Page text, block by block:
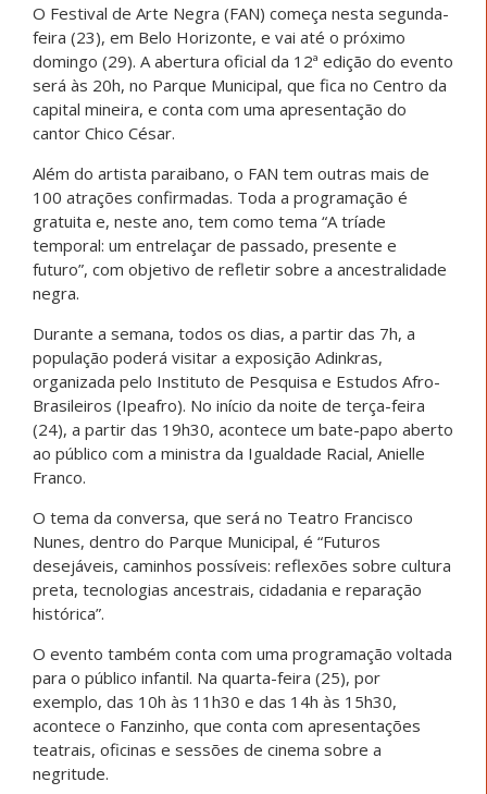
O Festival de Arte Negra (FAN) começa nesta segunda-
feira (23), em Belo Horizonte, e vai até o próximo
domingo (29). A abertura oficial da 12ª edição do evento
será às 20h, no Parque Municipal, que fica no Centro da
capital mineira, e conta com uma apresentação do
cantor Chico César.
Além do artista paraibano, o FAN tem outras mais de
100 atrações confirmadas. Toda a programação é
gratuita e, neste ano, tem como tema “A tríade
temporal: um entrelaçar de passado, presente e
futuro”, com objetivo de refletir sobre a ancestralidade
negra.
Durante a semana, todos os dias, a partir das 7h, a
população poderá visitar a exposição Adinkras,
organizada pelo Instituto de Pesquisa e Estudos Afro-
Brasileiros (Ipeafro). No início da noite de terça-feira
(24), a partir das 19h30, acontece um bate-papo aberto
ao público com a ministra da Igualdade Racial, Anielle
Franco.
O tema da conversa, que será no Teatro Francisco
Nunes, dentro do Parque Municipal, é “Futuros
desejáveis, caminhos possíveis: reflexões sobre cultura
preta, tecnologias ancestrais, cidadania e reparação
histórica”.
O evento também conta com uma programação voltada
para o público infantil. Na quarta-feira (25), por
exemplo, das 10h às 11h30 e das 14h às 15h30,
acontece o Fanzinho, que conta com apresentações
teatrais, oficinas e sessões de cinema sobre a
negritude.